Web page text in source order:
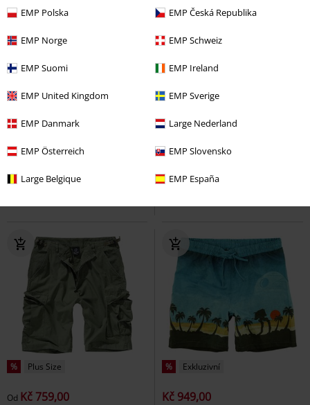
EMP Polska EMP Česká Republika
EMP Norge EMP Schweiz
EMP Suomi EMP Ireland
EMP United Kingdom EMP Sverige
EMP Danmark Large Nederland
EMP Österreich EMP Slovensko
Large Belgique EMP España
%
Kč 949,00
Daphne Skirt
Banned Retro
Téměř vyprodáno
Kč 1.309,00
Wacken
Wacken Open Air
% Plus Size
Od Kč 759,00
% Exkluzivní
Kč 949,00